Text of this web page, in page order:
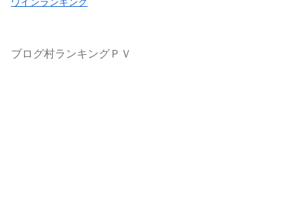
ワインランキング
ブログ村ランキングＰＶ